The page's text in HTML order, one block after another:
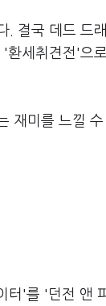
. 결국 데드 드
'환세취견전'으로
재미를 느낄 수
터'를 '던전 앤